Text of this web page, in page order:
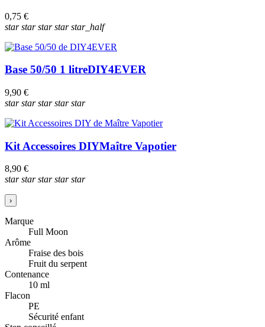
0,75 €
starstarstarstarstar_half
Base 50/50 1 litreDIY4EVER
9,90 €
starstarstarstarstar
Kit Accessoires DIYMaître Vapotier
8,90 €
starstarstarstarstar
›
Marque
Full Moon
Arôme
Fraise des bois
Fruit du serpent
Contenance
10 ml
Flacon
PE
Sécurité enfant